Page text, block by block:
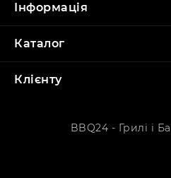
Інформація
Каталог
Клієнту
BBQ24 - Грилі і